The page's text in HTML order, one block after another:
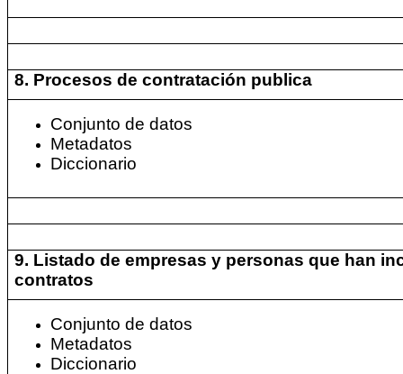
8. Procesos de contratación publica
Conjunto de datos
Metadatos
Diccionario
9. Listado de empresas y personas que han
contratos
Conjunto de datos
Metadatos
Diccionario